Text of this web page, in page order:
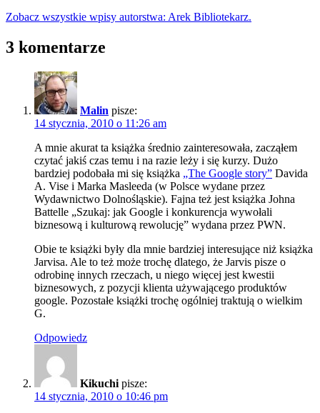
Zobacz wszystkie wpisy autorstwa: Arek Bibliotekarz.
3 komentarze
Malin pisze:
14 stycznia, 2010 o 11:26 am
A mnie akurat ta książka średnio zainteresowała, zacząłem
czytać jakiś czas temu i na razie leży i się kurzy. Dużo
bardziej podobała mi się książka „The Google story” Davida
A. Vise i Marka Masleeda (w Polsce wydane przez
Wydawnictwo Dolnośląskie). Fajna też jest książka Johna
Battelle „Szukaj: jak Google i konkurencja wywołali
biznesową i kulturową rewolucję” wydana przez PWN.
Obie te książki były dla mnie bardziej interesujące niż książka
Jarvisa. Ale to też może trochę dlatego, że Jarvis pisze o
odrobinę innych rzeczach, u niego więcej jest kwestii
biznesowych, z pozycji klienta używającego produktów
google. Pozostałe książki trochę ogólniej traktują o wielkim
G.
Odpowiedz
Kikuchi pisze:
14 stycznia, 2010 o 10:46 pm